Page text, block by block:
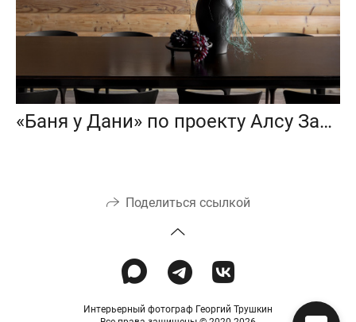
«Баня у Дани» по проекту Алсу Зариповой
Поделиться ссылкой
Интерьерный фотограф Георгий Трушкин